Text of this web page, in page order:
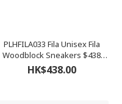
PLHFILA033 Fila Unisex Fila
Woodblock Sneakers $438
Size：220/230 🚚運費到付/門市
自取/無折
HK$438.00